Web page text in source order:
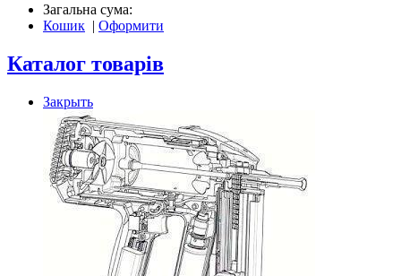
Загальна сума:
Кошик | Оформити
Каталог товарів
Закрыть